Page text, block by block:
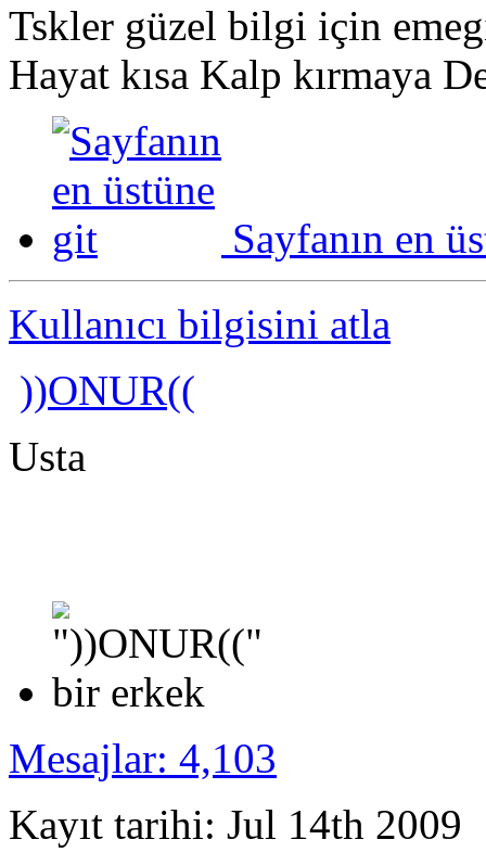
Tskler güzel bilgi için
Hayat kısa Kalp kırmaya
Sayfanın en
Kullanıcı bilgisini atla
))ONUR((
Usta
Mesajlar: 4,103
Kayıt tarihi: Jul 14th 2009